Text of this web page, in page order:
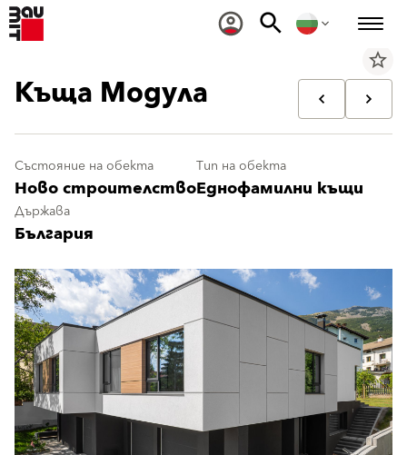
star_border
Къща Модула
Състояние на обекта
Ново строителство
Тип на обекта
Еднофамилни къщи
Държава
България